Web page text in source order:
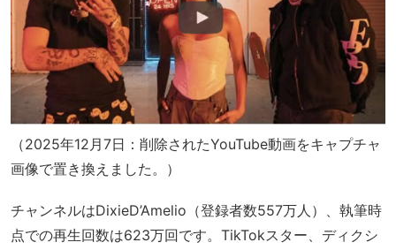
（2025年12月7日：削除されたYouTube動画をキャプチャ
画像で置き換えました。）
チャンネルはDixieD’Amelio（登録者数557万人）、執筆時
点での再生回数は623万回です。TikTokスター、ディクシ